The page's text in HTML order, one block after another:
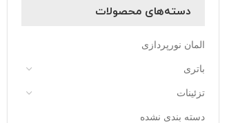
دسته‌های محصولات
المان نورپردازی
باتری
تزئینات
دسته بندی نشده